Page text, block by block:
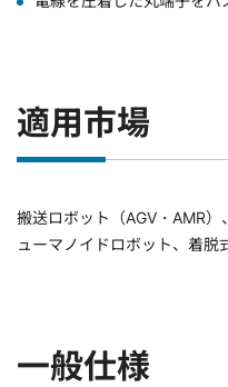
適用市場
搬送ロボット（AGV・AMR
ューマノイドロボット、着脱
一般仕様